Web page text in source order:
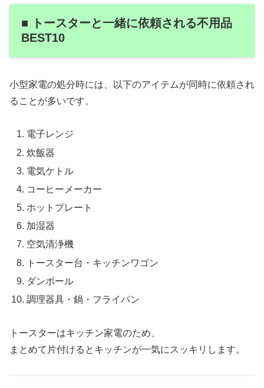
■ トースターと一緒に依頼される不用品
BEST10
小型家電の処分時には、以下のアイテムが同時に依頼され
ることが多いです。
電子レンジ
炊飯器
電気ケトル
コーヒーメーカー
ホットプレート
加湿器
空気清浄機
トースター台・キッチンワゴン
ダンボール
調理器具・鍋・フライパン
トースターはキッチン家電のため、
まとめて片付けるとキッチンが一気にスッキリします。